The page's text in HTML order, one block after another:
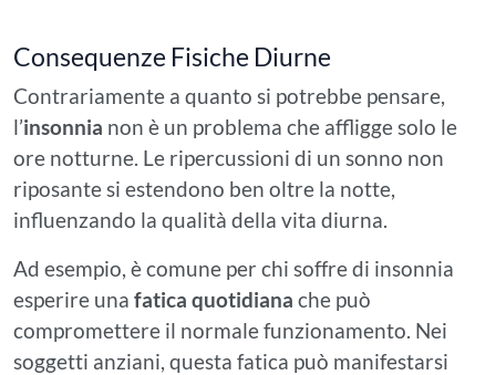
Consequenze Fisiche Diurne
Contrariamente a quanto si potrebbe pensare,
l’insonnia non è un problema che affligge solo le
ore notturne. Le ripercussioni di un sonno non
riposante si estendono ben oltre la notte,
influenzando la qualità della vita diurna.
Ad esempio, è comune per chi soffre di insonnia
esperire una fatica quotidiana che può
compromettere il normale funzionamento. Nei
soggetti anziani, questa fatica può manifestarsi